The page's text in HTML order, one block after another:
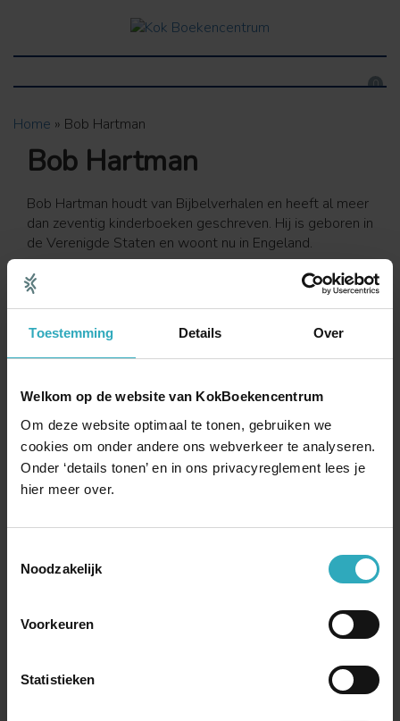
Toestemming Details Over
Welkom op de website van KokBoekencentrum
Om deze website optimaal te tonen, gebruiken we
cookies om onder andere ons webverkeer te analyseren.
Onder ‘details tonen’ en in ons privacyreglement lees je
hier meer over.
Noodzakelijk
Voorkeuren
Statistieken
0
Home » Bob Hartman
Bob Hartman
Bob Hartman houdt van Bijbelverhalen en heeft al meer
dan zeventig kinderboeken geschreven. Hij is geboren in
de Verenigde Staten en woont nu in Engeland.
Luisterboeken
Diversen
€ 20,99 | Paperback
Buitengewone Bijbel